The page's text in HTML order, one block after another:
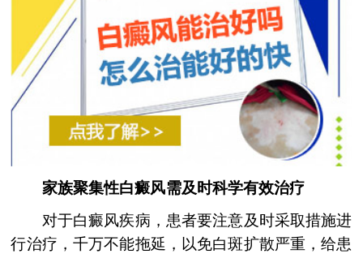
家族聚集性白癜风需及时科学有效治疗
对于白癜风疾病，患者要注意及时采取措施进
行治疗，千万不能拖延，以免白斑扩散严重，给患